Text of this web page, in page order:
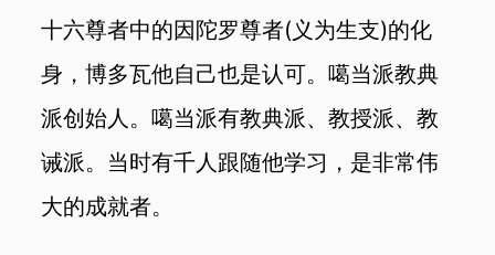
十六尊者中的因陀罗尊者(义为生支)的化
身，博多瓦他自己也是认可。噶当派教典
派创始人。噶当派有教典派、教授派、教
诫派。当时有千人跟随他学习，是非常伟
大的成就者。